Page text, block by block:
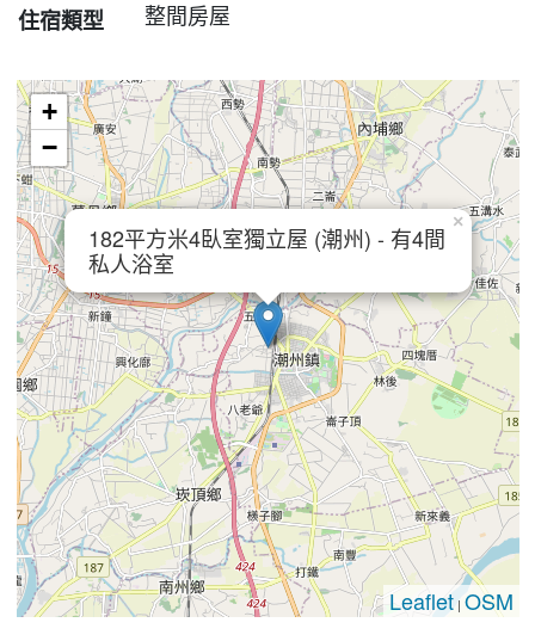
住宿類型
整間房屋
182平方米4臥室獨立屋 (潮州) - 有4間
私人浴室
×
+
−
Leaflet| OSM